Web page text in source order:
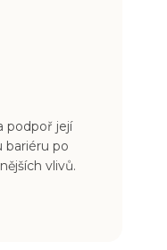
podpoř její
bariéru po
vlivů.